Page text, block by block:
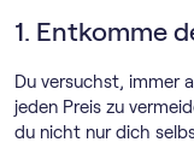
1. Entkomme
Du versuchst, immer
jeden Preis zu
du nicht nur dich